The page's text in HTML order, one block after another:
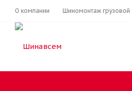
О компании Шиномонтаж грузовой